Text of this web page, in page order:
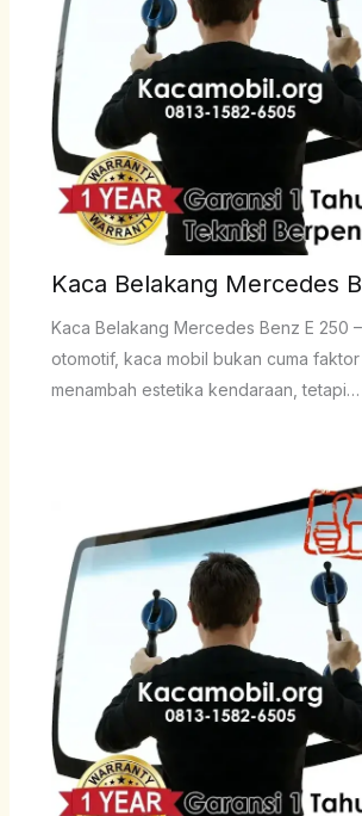
Kaca Belakang Mercedes
Kaca Belakang Mercedes Benz E 250
otomotif, kaca mobil bukan cuma
menambah estetika kendaraan, tetapi…